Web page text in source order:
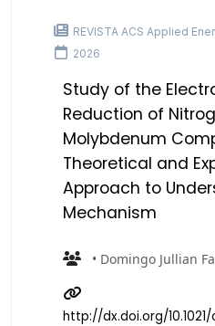
REVISTA ACS Applied
2026
Study of the
Reduction of
Molybdenum
Theoretical and
Approach to
Mechanism
• Domingo Jullian
http://dx.doi.org/